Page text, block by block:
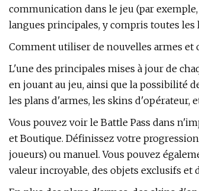
communication dans le jeu (par
langues principales, y compris toutes
Comment utiliser de nouvelles armes et
L'une des principales mises à jour de
en jouant au jeu, ainsi que la possibilité
les plans d'armes, les skins d'opérateur,
Vous pouvez voir le Battle Pass dans
et Boutique. Définissez votre
joueurs) ou manuel. Vous pouvez
valeur incroyable, des objets exclusifs et